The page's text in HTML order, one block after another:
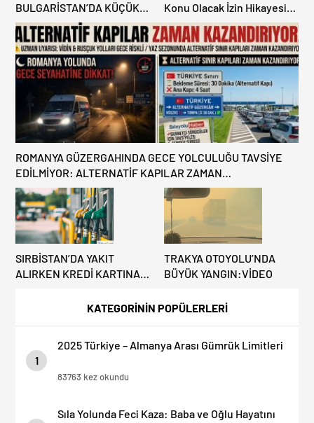
KATEGORİNİN POPÜLERLERİ
1
2025 Türkiye – Almanya Arası Gümrük Limitleri
83763 kez okundu
Sıla Yolunda Feci Kaza: Baba ve Oğlu Hayatını
BULGARİSTAN’DA KÜÇÜK
HATA, ARACINA 6 AY EL
KONULMASINA YOL AÇTI
Konu Olacak İzin Hikayesi:
Benzinlikte Eşini Unuttu!
ROMANYA GÜZERGAHINDA GECE YOLCULUĞU TAVSİYE
EDİLMİYOR: ALTERNATİF KAPILAR ZAMAN
KAZANDIRIYOR!
SIRBİSTAN’DA YAKIT
ALIRKEN KREDİ KARTINA
TRAKYA OTOYOLU’NDA
BÜYÜK YANGIN:VİDEO